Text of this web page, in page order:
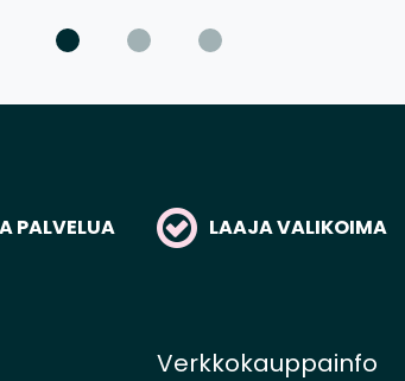
PALVELUA LAAJA VALIKOIMA
Verkkokauppainfo